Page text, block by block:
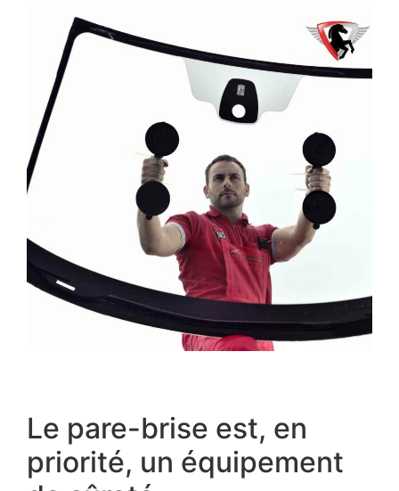
Le pare-brise est, en
priorité, un équipement